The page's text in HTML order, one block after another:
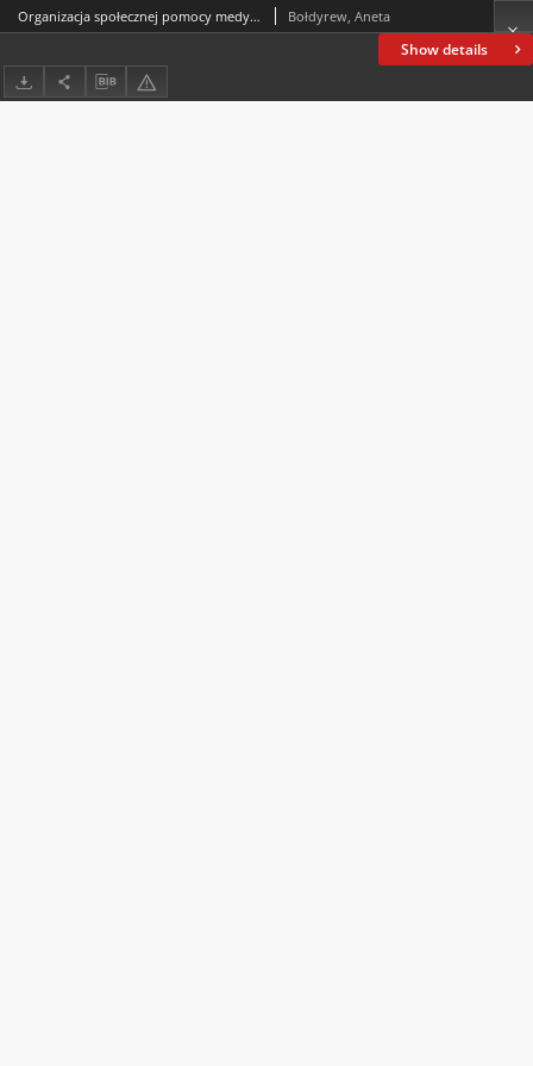
Show details
Organizacja społecznej pomocy medycznej w Królestwie Polskim na przełomie XIX i XX w. Między dobroczynnością a nowoczesnym systemem opieki Bołdyrew, Aneta